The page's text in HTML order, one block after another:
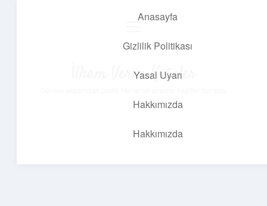
Anasayfa
Gizlilik Politikası
Yasal Uyarı
Hakkımızda
Hakkımızda
İlham Veren Köşeler